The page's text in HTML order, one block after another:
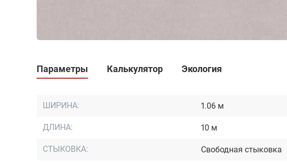
Параметры Калькулятор Экология
ШИРИНА: 1.06 м
ДЛИНА: 10 м
СТЫКОВКА: Свободная стыковка